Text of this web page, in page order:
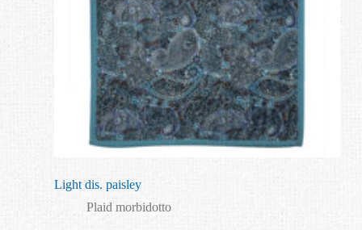
Light dis. paisley
Plaid morbidotto